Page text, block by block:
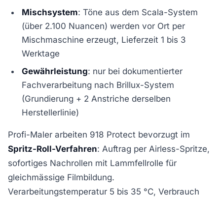
Mischsystem: Töne aus dem Scala-System
(über 2.100 Nuancen) werden vor Ort per
Mischmaschine erzeugt, Lieferzeit 1 bis 3
Werktage
Gewährleistung: nur bei dokumentierter
Fachverarbeitung nach Brillux-System
(Grundierung + 2 Anstriche derselben
Herstellerlinie)
Profi-Maler arbeiten 918 Protect bevorzugt im
Spritz-Roll-Verfahren: Auftrag per Airless-Spritze,
sofortiges Nachrollen mit Lammfellrolle für
gleichmässige Filmbildung.
Verarbeitungstemperatur 5 bis 35 °C, Verbrauch